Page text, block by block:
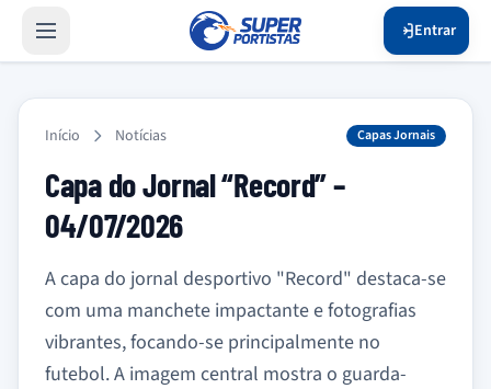
Entrar
Início Notícias Capas Jornais
Capa do Jornal “Record” –
04/07/2026
A capa do jornal desportivo "Record" destaca-se
com uma manchete impactante e fotografias
vibrantes, focando-se principalmente no
futebol. A imagem central mostra o guarda-